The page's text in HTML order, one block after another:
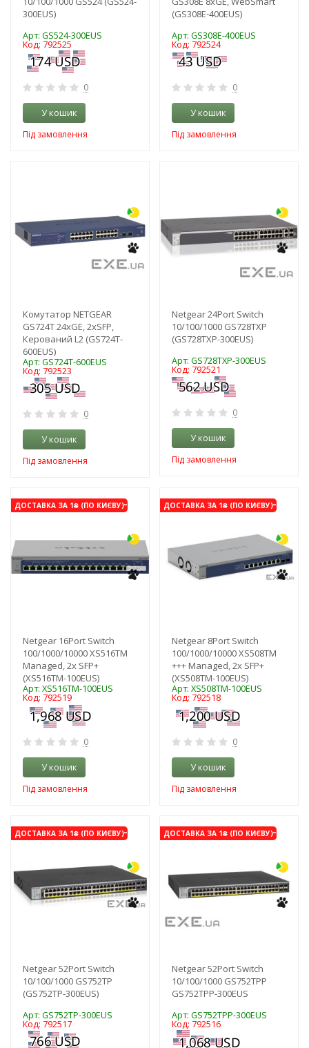
300EUS)
Арт: GS524-300EUS
Код: 792525
0
У кошик
Під замовлення
(GS308E-400EUS)
Арт: GS308E-400EUS
Код: 792524
0
У кошик
Під замовлення
Комутатор NETGEAR
GS724T 24xGE, 2xSFP,
Керований L2 (GS724T-
600EUS)
Арт: GS724T-600EUS
Код: 792523
0
У кошик
Під замовлення
Netgear 24Port Switch
10/100/1000 GS728TXP
(GS728TXP-300EUS)
Арт: GS728TXP-300EUS
Код: 792521
0
У кошик
Під замовлення
ДОСТАВКА ЗА 1₴ (ПО КИЄВУ)-3%
Netgear 16Port Switch
100/1000/10000 XS516TM
Managed, 2x SFP+
(XS516TM-100EUS)
Арт: XS516TM-100EUS
Код: 792519
0
У кошик
Під замовлення
ДОСТАВКА ЗА 1₴ (ПО КИЄВУ)-3%
Netgear 8Port Switch
100/1000/10000 XS508TM
+++ Managed, 2x SFP+
(XS508TM-100EUS)
Арт: XS508TM-100EUS
Код: 792518
0
У кошик
Під замовлення
ДОСТАВКА ЗА 1₴ (ПО КИЄВУ)-3%
Netgear 52Port Switch
10/100/1000 GS752TP
(GS752TP-300EUS)
Арт: GS752TP-300EUS
Код: 792517
ДОСТАВКА ЗА 1₴ (ПО КИЄВУ)-3%
Netgear 52Port Switch
10/100/1000 GS752TPP
GS752TPP-300EUS
Арт: GS752TPP-300EUS
Код: 792516